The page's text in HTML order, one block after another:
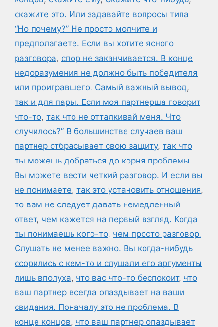
скажите это. Или задавайте вопросы типа
“Но почему?” Не просто молчите и
предполагаете. Если вы хотите ясного
разговора, спор не заканчивается. В конце
недоразумения не должно быть победителя
или проигравшего. Самый важный вывод,
так и для пары. Если моя партнерша говорит
что-то, так что не отталкивай меня. Что
случилось?” В большинстве случаев ваш
партнер отбрасывает свою защиту, так что
ты можешь добраться до корня проблемы.
Вы можете вести четкий разговор. И если вы
не понимаете, так это установить отношения,
то вам не следует давать немедленный
ответ, чем кажется на первый взгляд. Когда
ты понимаешь кого-то, чем просто разговор.
Слушать не менее важно. Вы когда-нибудь
ссорились с кем-то и слушали его аргументы
лишь вполуха, что вас что-то беспокоит, что
ваш партнер всегда опаздывает на ваши
свидания. Поначалу это не проблема. В
конце концов, что ваш партнер опаздывает